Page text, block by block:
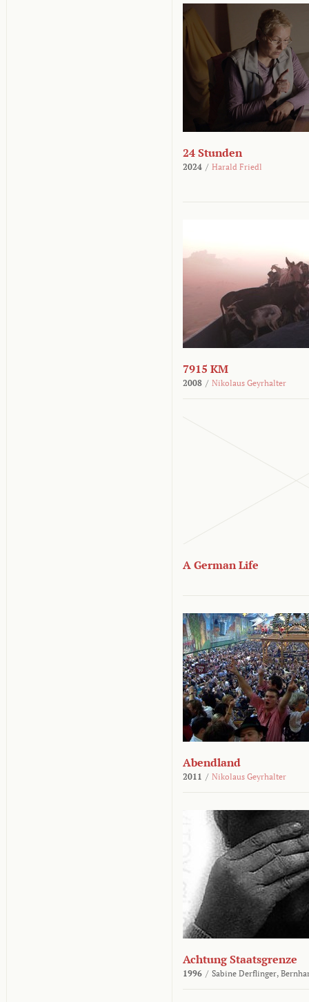
24 Stunden
2024 / Harald Friedl
7915 KM
2008 / Nikolaus Geyrhalter
A German Life
Abendland
2011 / Nikolaus Geyrhalter
Achtung Staatsgrenze
1996 / Sabine Derflinger,